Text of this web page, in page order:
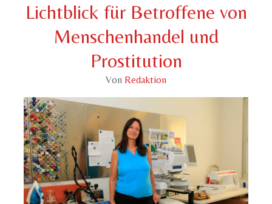
Lichtblick für Betroffene von
Menschenhandel und
Prostitution
Von Redaktion